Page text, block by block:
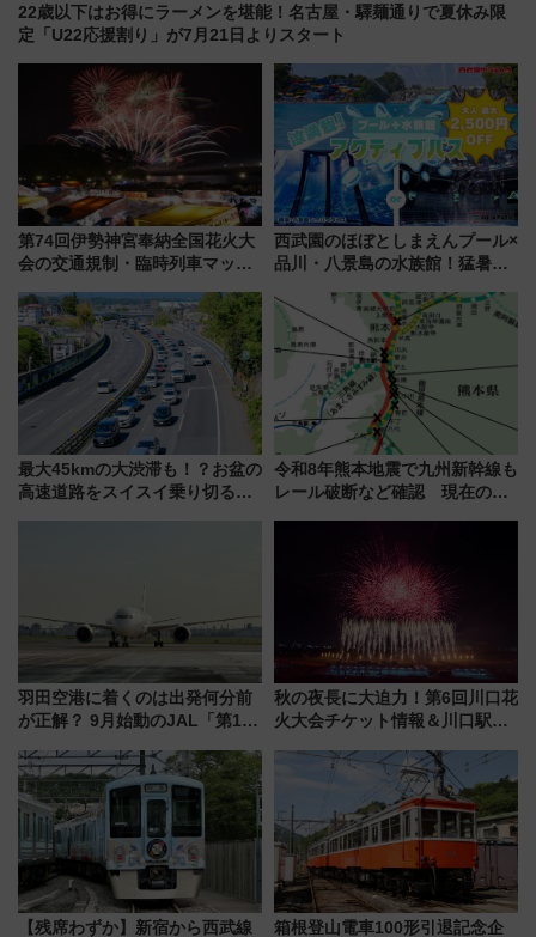
22歳以下はお得にラーメンを堪能！名古屋・驛麺通りで夏休み限
定「U22応援割り」が7月21日よりスタート
第74回伊勢神宮奉納全国花火大
会の交通規制・臨時列車マッ
セス
西武園のほぼとしまえんプール×
品川・八景島の水族館！猛暑を
夏休みをお得に楽しむ！
最大45kmの大渋滞も！？お盆の
高速道路をスイスイ乗り切る快
令和8年熊本地震で九州新幹線も
レール破断など確認 現在の運
羽田空港に着くのは出発何分前
が正解？ 9月始動のJAL「第1タ
歩1キロ超え！ 知っておきたい
変更点まとめ
秋の夜長に大迫力！第6回川口花
火大会チケット情報＆川口駅か
【残席わずか】新宿から西武線 箱根登山電車100形引退記念企